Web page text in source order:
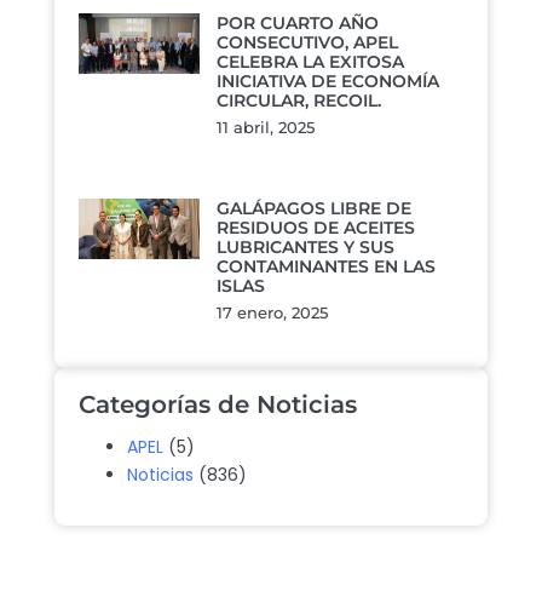
POR CUARTO AÑO
CONSECUTIVO, APEL
CELEBRA LA EXITOSA
INICIATIVA DE ECONOMÍA
CIRCULAR, RECOIL.
11 abril, 2025
GALÁPAGOS LIBRE DE
RESIDUOS DE ACEITES
LUBRICANTES Y SUS
CONTAMINANTES EN LAS
ISLAS
17 enero, 2025
Categorías de Noticias
APEL (5)
Noticias (836)